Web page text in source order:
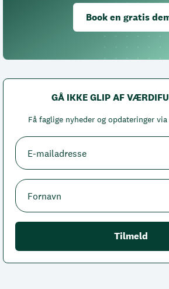
Book en gratis
GÅ IKKE GLIP AF
Få faglige nyheder og opdateringer